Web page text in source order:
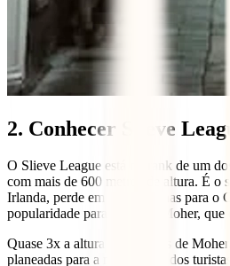
2. Conhecer Slieve
O Slieve League está no rank de um
com mais de 600 metros de altura. É o
Irlanda, perde em altura apenas para o
popularidade para Cliffs of Moher, que
Quase 3x a altura das falésias de
planeadas para a maior parte dos